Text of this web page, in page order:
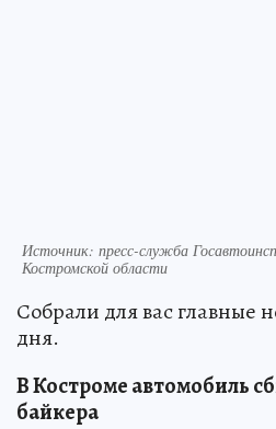
Источник: пресс-служба
Костромской области
Собрали для вас главные
дня.
В Костроме автомобиль
байкера